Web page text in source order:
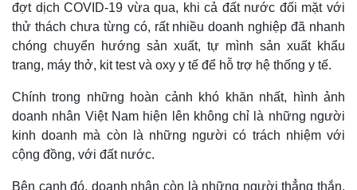
Kinh tế
Bất động sản
Khởi nghiệp
Thị trường
Giá vàng
Chứng khoán
đợt dịch COVID-19 vừa qua, khi cả đất nước đối mặt với
thử thách chưa từng có, rất nhiều doanh nghiệp đã nhanh
chóng chuyển hướng sản xuất, tự mình sản xuất khẩu
trang, máy thở, kit test và oxy y tế để hỗ trợ hệ thống y tế.
Chính trong những hoàn cảnh khó khăn nhất, hình ảnh
doanh nhân Việt Nam hiện lên không chỉ là những người
kinh doanh mà còn là những người có trách nhiệm với
cộng đồng, với đất nước.
Bên cạnh đó, doanh nhân còn là những người thẳng thắn,